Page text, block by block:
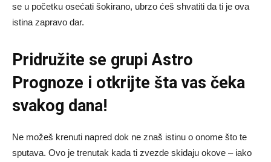
se u početku osećati šokirano, ubrzo ćeš shvatiti da ti je ova
istina zapravo dar.
Pridružite se grupiAstro
Prognoze i otkrijte šta vas čeka
svakog dana!
Ne možeš krenuti napred dok ne znaš istinu o onome što te
sputava. Ovo je trenutak kada ti zvezde skidaju okove – iako